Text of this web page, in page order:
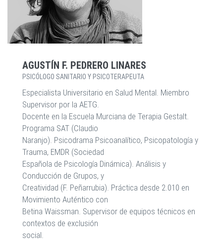
AGUSTÍN F. PEDRERO LINARES
PSICÓLOGO SANITARIO Y PSICOTERAPEUTA
Especialista Universitario en Salud Mental. Miembro
Supervisor por la AETG.
Docente en la Escuela Murciana de Terapia Gestalt.
Programa SAT (Claudio
Naranjo). Psicodrama Psicoanalítico, Psicopatología y
Trauma, EMDR (Sociedad
Española de Psicología Dinámica). Análisis y
Conducción de Grupos, y
Creatividad (F. Peñarrubia). Práctica desde 2.010 en
Movimiento Auténtico con
Betina Waissman. Supervisor de equipos técnicos en
contextos de exclusión
social.